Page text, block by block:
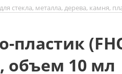
стекла, металла, дерева, камня,
объем 10 мл